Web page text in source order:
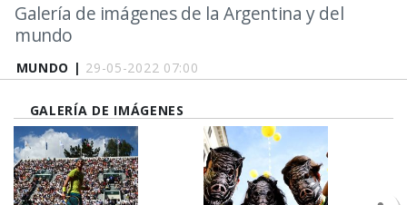
MUNDO | 29-05-2022 07:00
Galería de imágenes de la Argentina y del
mundo
GALERÍA DE IMÁGENES